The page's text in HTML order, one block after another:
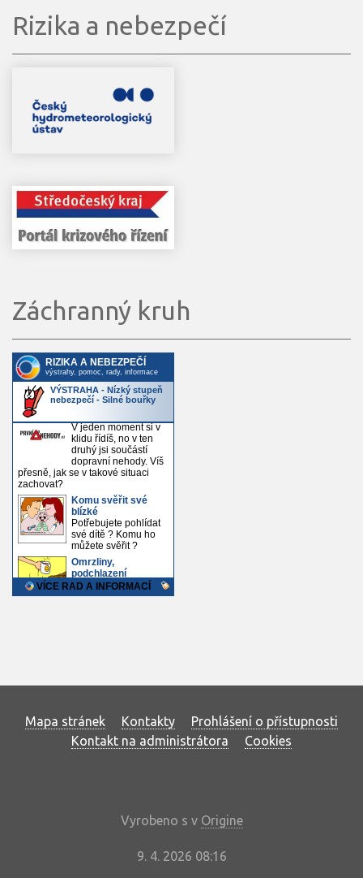
Rizika a nebezpečí
Záchranný kruh
Mapa stránek Kontakty
Prohlášení o přístupnosti
Kontakt na administrátora
Cookies
Vyrobeno s v Origine
9. 4. 2026 08:16